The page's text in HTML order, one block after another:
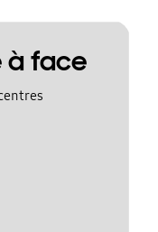
à face